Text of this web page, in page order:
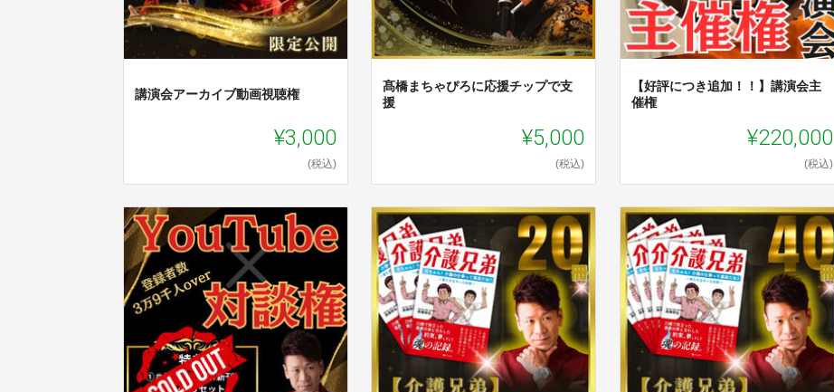
講演会アーカイブ動画視聴権
¥3,000
(税込)
髙橋まちゃぴろに応援チップで支
援
¥5,000
(税込)
【好評につき追加！！】講演会主
催権
¥220,000
(税込)